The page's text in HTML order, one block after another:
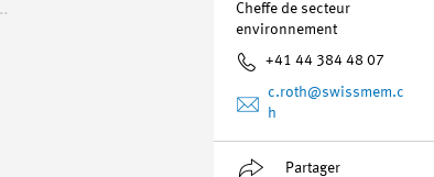
Cheffe de secteur
environnement
+41 44 384 48 07
c.roth@swissmem.c
h
Partager